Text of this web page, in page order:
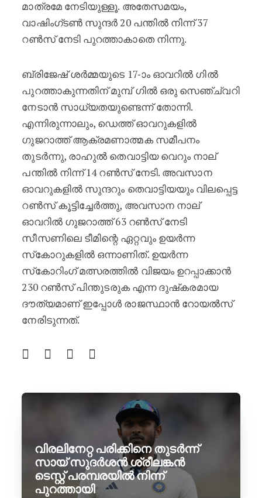
മാത്രമേ നേടിയുള്ളൂ. അതേസമയം,
വാഷിംഗ്ടൺ സുന്ദർ 20 പന്തിൽ നിന്ന് 37
റൺസ് നേടി പുറത്താകാതെ നിന്നു.
ബ്രിജേഷ് ശർമ്മയുടെ 17-ാം ഓവറിൽ ഗിൽ
പുറത്താകുന്നതിന് മുമ്പ് ഗിൽ ഒരു സെഞ്ച്വറി
നേടാൻ സാധ്യതയുണ്ടെന്ന് തോന്നി.
എന്നിരുന്നാലും, ഡെത്ത് ഓവറുകളിൽ
ഗുജറാത്ത് ആക്രമണാത്മക സമീപനം
തുടർന്നു, രാഹുൽ തെവാട്ടിയ വെറും നാല്
പന്തിൽ നിന്ന് 14 റൺസ് നേടി. അവസാന
ഓവറുകളിൽ സുന്ദറും തെവാട്ടിയയും വിലപ്പെട്ട
റൺസ് കൂട്ടിച്ചേർത്തു, അവസാന നാല്
ഓവറിൽ ഗുജറാത്ത് 63 റൺസ് നേടി
സീസണിലെ ടീമിന്റെ ഏറ്റവും ഉയർന്ന
സ്‌കോറുകളിൽ ഒന്നാണിത്. ഉയർന്ന
സ്‌കോറിംഗ് മത്സരത്തിൽ വിജയം ഉറപ്പാക്കാൻ
230 റൺസ് പിന്തുടരുക എന്ന ദുഷ്‌കരമായ
ദൗത്യമാണ് ഇപ്പോൾ രാജസ്ഥാൻ റോയൽസ്
നേരിടുന്നത്.
വിരലിനേറ്റ പരിക്കിനെ തുടർന്ന്
സായ് സുദർശൻ ശ്രീലങ്കൻ
ടെസ്റ്റ് പരമ്പരയിൽ നിന്ന്
പുറത്തായി